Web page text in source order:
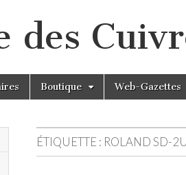
des
Boutique Web-Gazettes
ÉTIQUETTE : ROLAND SD-2U